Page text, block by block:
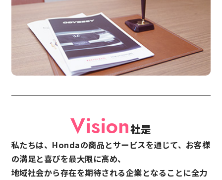
社是
私たちは、Hondaの商品とサービスを通じて、お客様
の満足と喜びを最大限に高め、
地域社会から存在を期待される企業となることに全力